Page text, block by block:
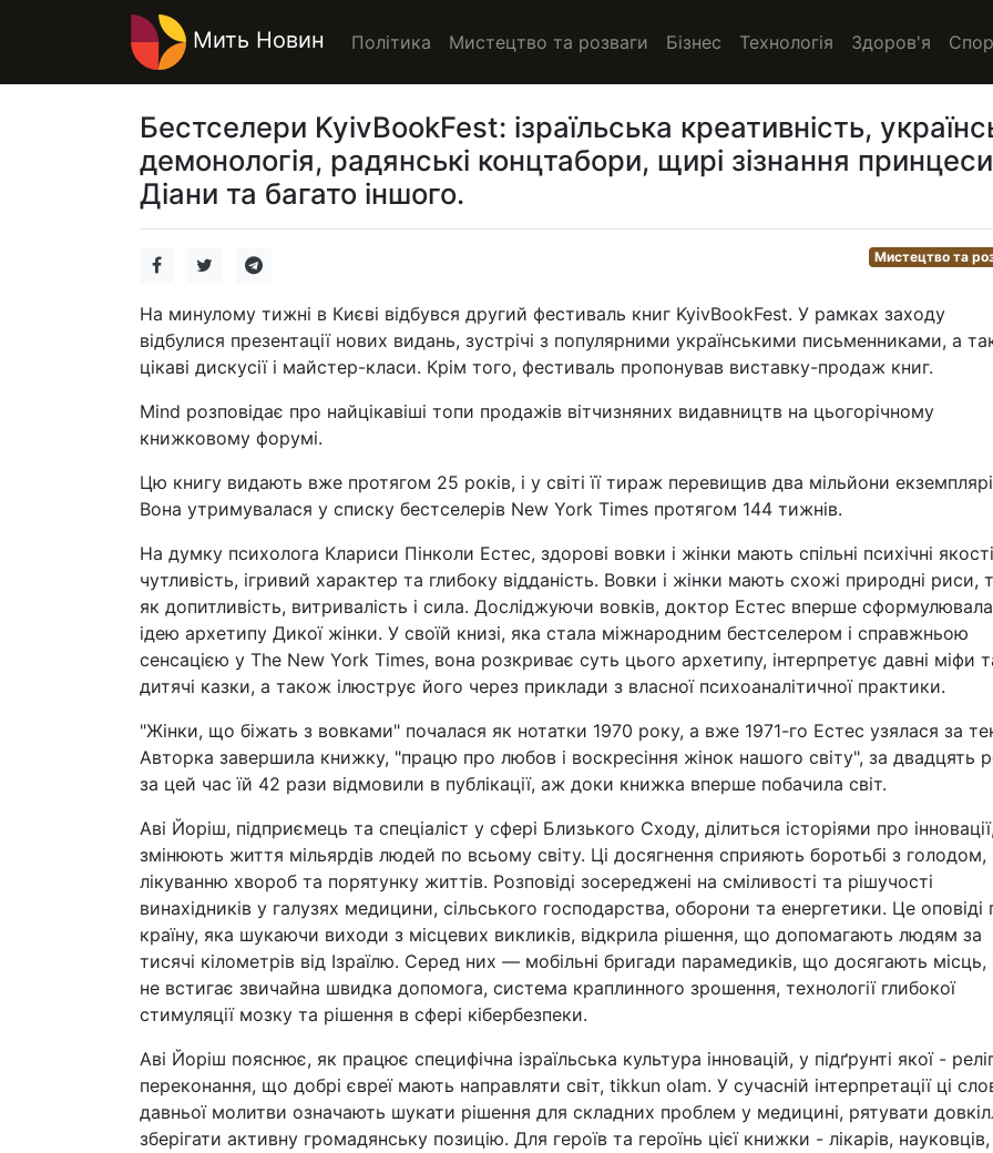
Мить Новин Політика Мистецтво та розваги Бізнес Технологія Здоров'я
Бестселери KyivBookFest: ізраїльська креативність,
демонологія, радянські концтабори, щирі зізнання принцеси
Діани та багато іншого.
Мистецтво та
На минулому тижні в Києві відбувся другий фестиваль книг KyivBookFest. У рамках заходу
відбулися презентації нових видань, зустрічі з популярними українськими письменниками, а
цікаві дискусії і майстер-класи. Крім того, фестиваль пропонував виставку-продаж книг.
Mind розповідає про найцікавіші топи продажів вітчизняних видавництв на цьогорічному
книжковому форумі.
Цю книгу видають вже протягом 25 років, і у світі її тираж перевищив два мільйони
Вона утримувалася у списку бестселерів New York Times протягом 144 тижнів.
На думку психолога Клариси Пінколи Естес, здорові вовки і жінки мають спільні психічні
чутливість, ігривий характер та глибоку відданість. Вовки і жінки мають схожі природні риси,
як допитливість, витривалість і сила. Досліджуючи вовків, доктор Естес вперше сформулювала
ідею архетипу Дикої жінки. У своїй книзі, яка стала міжнародним бестселером і справжньою
сенсацією у The New York Times, вона розкриває суть цього архетипу, інтерпретує давні міфи
дитячі казки, а також ілюструє його через приклади з власної психоаналітичної практики.
"Жінки, що біжать з вовками" почалася як нотатки 1970 року, а вже 1971-го Естес узялася за
Авторка завершила книжку, "працю про любов і воскресіння жінок нашого світу", за двадцять
за цей час їй 42 рази відмовили в публікації, аж доки книжка вперше побачила світ.
Аві Йоріш, підприємець та спеціаліст у сфері Близького Сходу, ділиться історіями про
змінюють життя мільярдів людей по всьому світу. Ці досягнення сприяють боротьбі з голодом,
лікуванню хвороб та порятунку життів. Розповіді зосереджені на сміливості та рішучості
винахідників у галузях медицини, сільського господарства, оборони та енергетики. Це оповіді
країну, яка шукаючи виходи з місцевих викликів, відкрила рішення, що допомагають людям за
тисячі кілометрів від Ізраїлю. Серед них — мобільні бригади парамедиків, що досягають місць,
не встигає звичайна швидка допомога, система краплинного зрошення, технології глибокої
стимуляції мозку та рішення в сфері кібербезпеки.
Аві Йоріш пояснює, як працює специфічна ізраїльська культура інновацій, у підґрунті якої -
переконання, що добрі євреї мають направляти світ, tikkun olam. У сучасній інтерпретації ці
давньої молитви означають шукати рішення для складних проблем у медицині, рятувати
зберігати активну громадянську позицію. Для героїв та героїнь цієї книжки - лікарів, науковців,